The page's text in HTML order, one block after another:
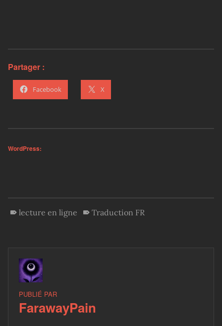
Partager :
Facebook X
WordPress:
lecture en ligne Traduction FR
PUBLIÉ PAR
FarawayPain